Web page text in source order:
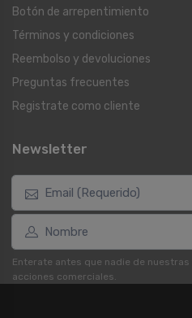
Botón de arrepentimiento
Términos y condiciones
Reembolso y devoluciones
Preguntas frecuentes
Registrate como cliente
Newsletter
Enterate antes que nadie de
acciones comerciales.